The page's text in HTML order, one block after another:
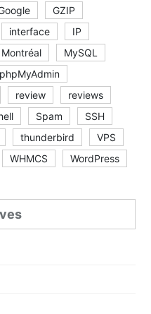
GZIP
interface
IP
Montréal
MySQL
phpMyAdmin
review
reviews
Spam
SSH
thunderbird
VPS
WHMCS WordPress